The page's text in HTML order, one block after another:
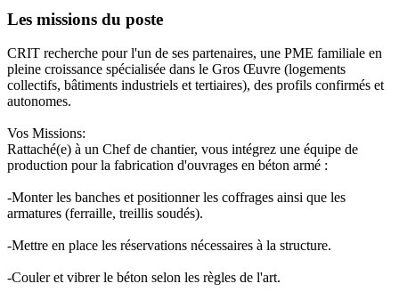
Les missions du poste
CRIT recherche pour l'un de ses partenaires, une PME familiale en
pleine croissance spécialisée dans le Gros Œuvre (logements
collectifs, bâtiments industriels et tertiaires), des profils confirmés et
autonomes.
Vos Missions:
Rattaché(e) à un Chef de chantier, vous intégrez une équipe de
production pour la fabrication d'ouvrages en béton armé :
-Monter les banches et positionner les coffrages ainsi que les
armatures (ferraille, treillis soudés).
-Mettre en place les réservations nécessaires à la structure.
-Couler et vibrer le béton selon les règles de l'art.